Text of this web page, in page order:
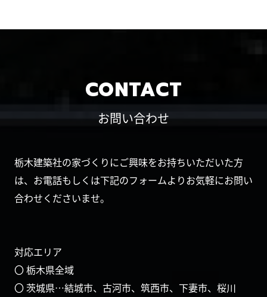
CONTACT
お問い合わせ
栃木建築社の家づくりにご興味をお持ちいただいた方
は、お電話もしくは下記のフォームよりお気軽にお問い
合わせくださいませ。
対応エリア
〇 栃木県全域
〇 茨城県…結城市、古河市、筑西市、下妻市、桜川